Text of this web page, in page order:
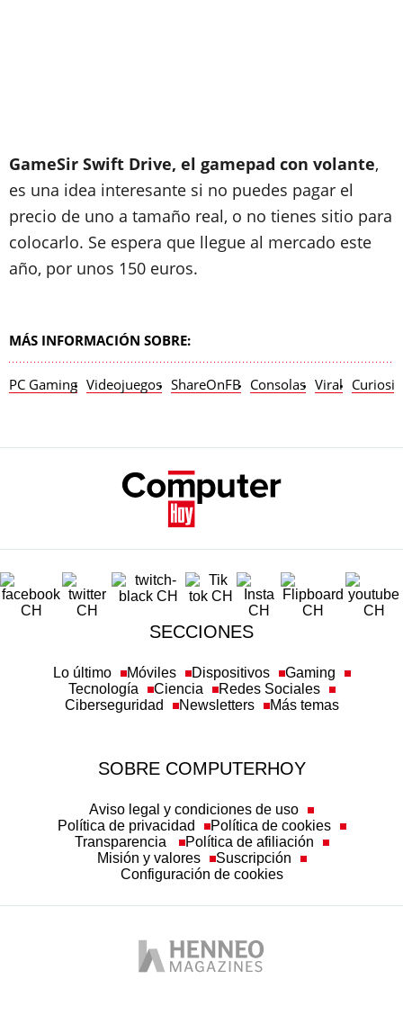
GameSir Swift Drive, el gamepad con volante,
es una idea interesante si no puedes pagar el
precio de uno a tamaño real, o no tienes sitio para
colocarlo. Se espera que llegue al mercado este
año, por unos 150 euros.
MÁS INFORMACIÓN SOBRE:
PC Gaming Videojuegos ShareOnFB Consolas Viral
SECCIONES
Lo último Móviles Dispositivos
Gaming
Tecnología
Ciencia
Redes Sociales
Ciberseguridad
Newsletters Más temas
SOBRE COMPUTERHOY
Aviso legal y condiciones de uso
Política de privacidad
Política de cookies
Transparencia
Política de afiliación
Misión y valores
Suscripción
Configuración de cookies